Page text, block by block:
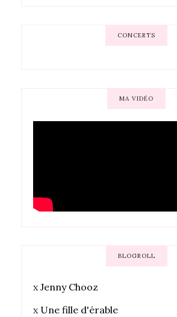
CONCERTS
MA VIDÉO
BLOGROLL
x Jenny Chooz
x Une fille d'érable